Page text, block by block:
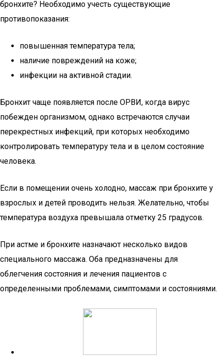
бронхите? Необходимо учесть существующие
противопоказания:
повышенная температура тела;
наличие повреждений на коже;
инфекции на активной стадии.
Бронхит чаще появляется после ОРВИ, когда вирус
побежден организмом, однако встречаются случаи
перекрестных инфекций, при которых необходимо
контролировать температуру тела и в целом состояние
человека.
Если в помещении очень холодно, массаж при бронхите у
взрослых и детей проводить нельзя. Желательно, чтобы
температура воздуха превышала отметку 25 градусов.
При астме и бронхите назначают несколько видов
специального массажа. Оба предназначены для
облегчения состояния и лечения пациентов с
определенными проблемами, симптомами и состояниями.